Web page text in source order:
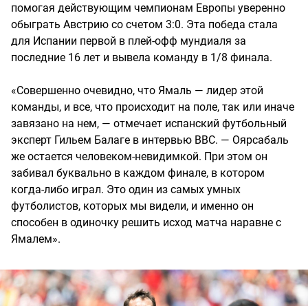
помогая действующим чемпионам Европы уверенно
обыграть Австрию со счетом 3:0. Эта победа стала
для Испании первой в плей-офф мундиаля за
последние 16 лет и вывела команду в 1/8 финала.
«Совершенно очевидно, что Ямаль — лидер этой
команды, и все, что происходит на поле, так или иначе
завязано на нем, — отмечает испанский футбольный
эксперт Гильем Балаге в интервью BBC. — Оярсабаль
же остается человеком-невидимкой. При этом он
забивал буквально в каждом финале, в котором
когда-либо играл. Это один из самых умных
футболистов, которых мы видели, и именно он
способен в одиночку решить исход матча наравне с
Ямалем».